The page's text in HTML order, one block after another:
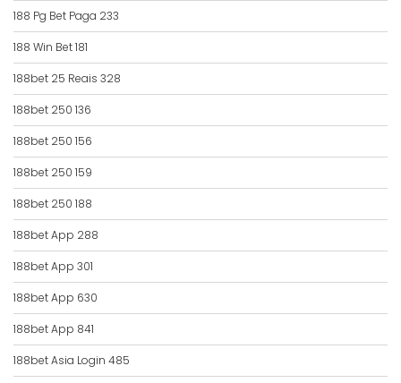
188 Pg Bet Paga 233
188 Win Bet 181
188bet 25 Reais 328
188bet 250 136
188bet 250 156
188bet 250 159
188bet 250 188
188bet App 288
188bet App 301
188bet App 630
188bet App 841
188bet Asia Login 485